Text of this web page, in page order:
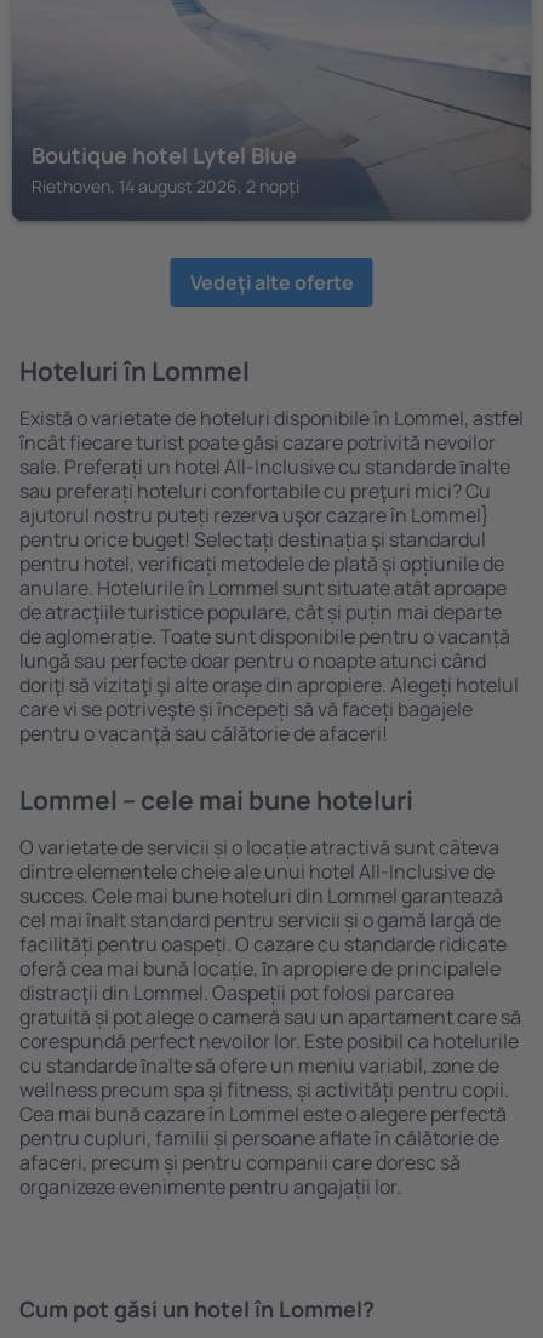
Boutique hotel Lytel Blue
Riethoven, 14 august 2026, 2 nopți
Vedeţi alte oferte
Hoteluri în Lommel
Există o varietate de hoteluri disponibile în Lommel, astfel
încât fiecare turist poate găsi cazare potrivită nevoilor
sale. Preferați un hotel All-Inclusive cu standarde ȋnalte
sau preferați hoteluri confortabile cu preţuri mici? Cu
ajutorul nostru puteți rezerva uşor cazare în Lommel}
pentru orice buget! Selectați destinația şi standardul
pentru hotel, verificați metodele de plată și opțiunile de
anulare. Hotelurile în Lommel sunt situate atât aproape
de atracţiile turistice populare, cât și puțin mai departe
de aglomerație. Toate sunt disponibile pentru o vacanță
lungă sau perfecte doar pentru o noapte atunci când
doriţi să vizitaţi şi alte oraşe din apropiere. Alegeți hotelul
care vi se potriveşte și începeți să vă faceți bagajele
pentru o vacanţă sau călătorie de afaceri!
Lommel – cele mai bune hoteluri
O varietate de servicii și o locație atractivă sunt câteva
dintre elementele cheie ale unui hotel All-Inclusive de
succes. Cele mai bune hoteluri din Lommel garantează
cel mai înalt standard pentru servicii și o gamă largă de
facilități pentru oaspeți. O cazare cu standarde ridicate
oferă cea mai bună locație, ȋn apropiere de principalele
distracţii din Lommel. Oaspeții pot folosi parcarea
gratuită și pot alege o cameră sau un apartament care să
corespundă perfect nevoilor lor. Este posibil ca hotelurile
cu standarde ȋnalte să ofere un meniu variabil, zone de
wellness precum spa și fitness, și activități pentru copii.
Cea mai bună cazare în Lommel este o alegere perfectă
pentru cupluri, familii și persoane aflate în călătorie de
afaceri, precum și pentru companii care doresc să
organizeze evenimente pentru angajații lor.
Cum pot găsi un hotel în Lommel?